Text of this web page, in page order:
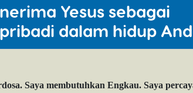
Yesus sebagai
dalam hidup
Saya membutuhkan Engkau. Saya